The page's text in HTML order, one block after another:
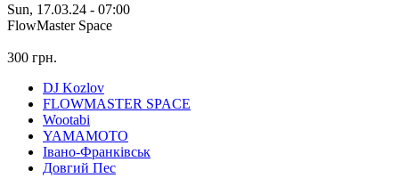
Sun, 17.03.24 - 07:00
FlowMaster Space
300 грн.
DJ Kozlov
FLOWMASTER SPACE
Wootabi
YAMAMOTO
Івано-Франківськ
Довгий Пес